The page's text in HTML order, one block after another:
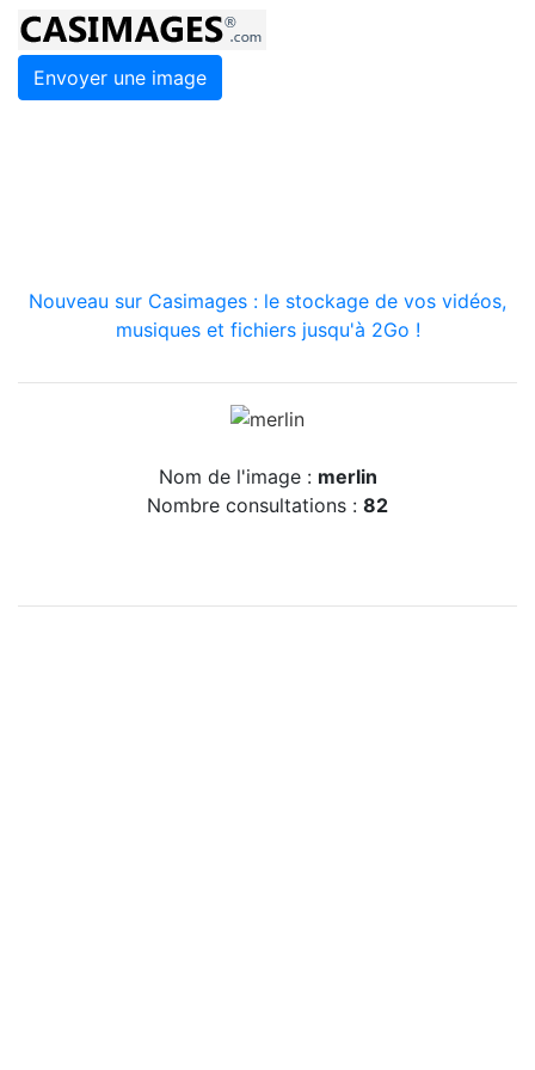
Envoyer une image
Nouveau sur Casimages : le stockage de vos vidéos,
musiques et fichiers jusqu'à 2Go !
Nom de l'image : merlin
Nombre consultations : 82